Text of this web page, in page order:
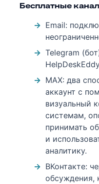
Бесплатные
Email:
Telegram
MAX: два
аккаунт с
визуальный
системам,
принимать
и
аналитику.
ВКонтакте:
обсуждения,